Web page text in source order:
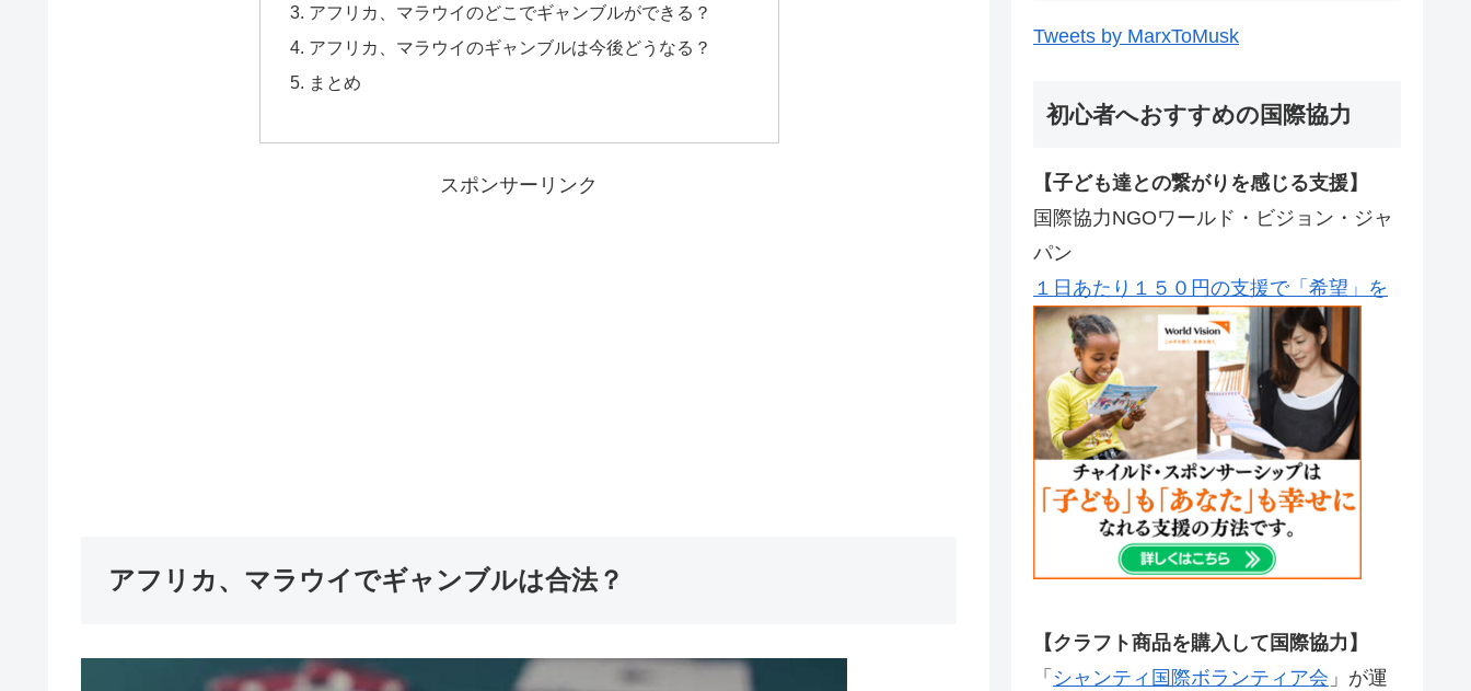
アフリカ、マラウイのどこでギャンブルができる？
アフリカ、マラウイのギャンブルは今後どうなる？
まとめ
スポンサーリンク
アフリカ、マラウイでギャンブルは合法？
Tweets by MarxToMusk
初心者へおすすめの国際協力
【子ども達との繋がりを感じる支援】
国際協力NGOワールド・ビジョン・ジャ
パン
１日あたり１５０円の支援で「希望」を
【クラフト商品を購入して国際協力】
「 シャンティ国際ボランティア会 」が運